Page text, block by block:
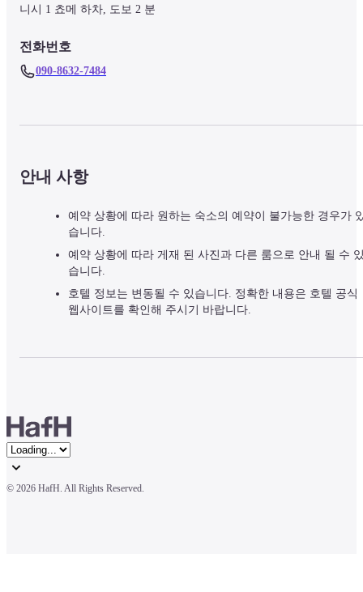
니시 1 쵸메 하차, 도보 2 분
전화번호
090-8632-7484
안내 사항
예약 상황에 따라 원하는 숙소의 예약이 불가능한 경우가
습니다.
예약 상황에 따라 게재 된 사진과 다른 룸으로 안내 될 수
습니다.
호텔 정보는 변동될 수 있습니다. 정확한 내용은 호텔 공식
웹사이트를 확인해 주시기 바랍니다.
© 2026 HafH. All Rights Reserved.